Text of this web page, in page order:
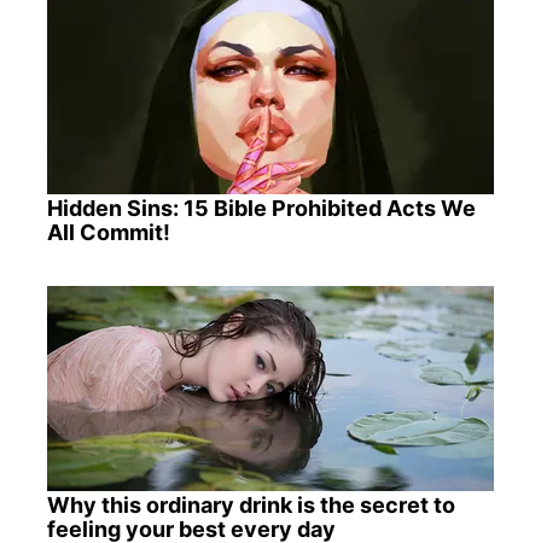
Hidden Sins: 15 Bible Prohibited Acts We
All Commit!
Why this ordinary drink is the secret to
feeling your best every day